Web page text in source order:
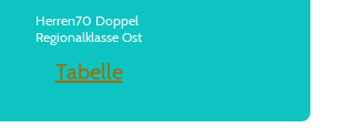
Herren70 Doppel
Regionalklasse Ost
Tabelle